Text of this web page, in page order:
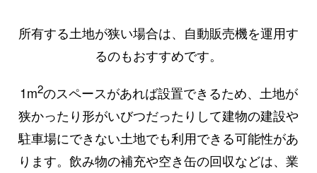
所有する土地が狭い場合は、自動販売機を運用す
るのもおすすめです。
1m2のスペースがあれば設置できるため、土地が
狭かったり形がいびつだったりして建物の建設や
駐車場にできない土地でも利用できる可能性があ
ります。飲み物の補充や空き缶の回収などは、業